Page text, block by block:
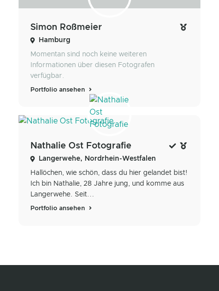
Simon Roßmeier
Hamburg
Momentan sind noch keine weiteren
Informationen über diesen Fotografen
verfügbar.
Portfolio ansehen
Nathalie Ost Fotografie
Langerwehe, Nordrhein-Westfalen
Hallöchen, wie schön, dass du hier gelandet bist!
Ich bin Nathalie, 28 Jahre jung, und komme aus
Langerwehe. Seit...
Portfolio ansehen